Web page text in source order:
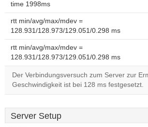
time 1998ms
rtt min/avg/max/mdev =
128.931/128.973/129.051/0.298 ms
rtt min/avg/max/mdev =
128.931/128.973/129.051/0.298 ms
Der Verbindungsversuch zum Server zur
Geschwindigkeit ist bei 128 ms festgesetzt.
Server Setup